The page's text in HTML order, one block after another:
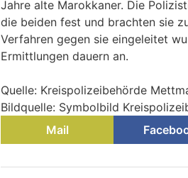
Jahre alte Marokkaner. Die
die beiden fest und brachten sie
Verfahren gegen sie eingeleitet
Ermittlungen dauern an.
Quelle: Kreispolizeibehörde
Bildquelle: Symbolbild
Mail